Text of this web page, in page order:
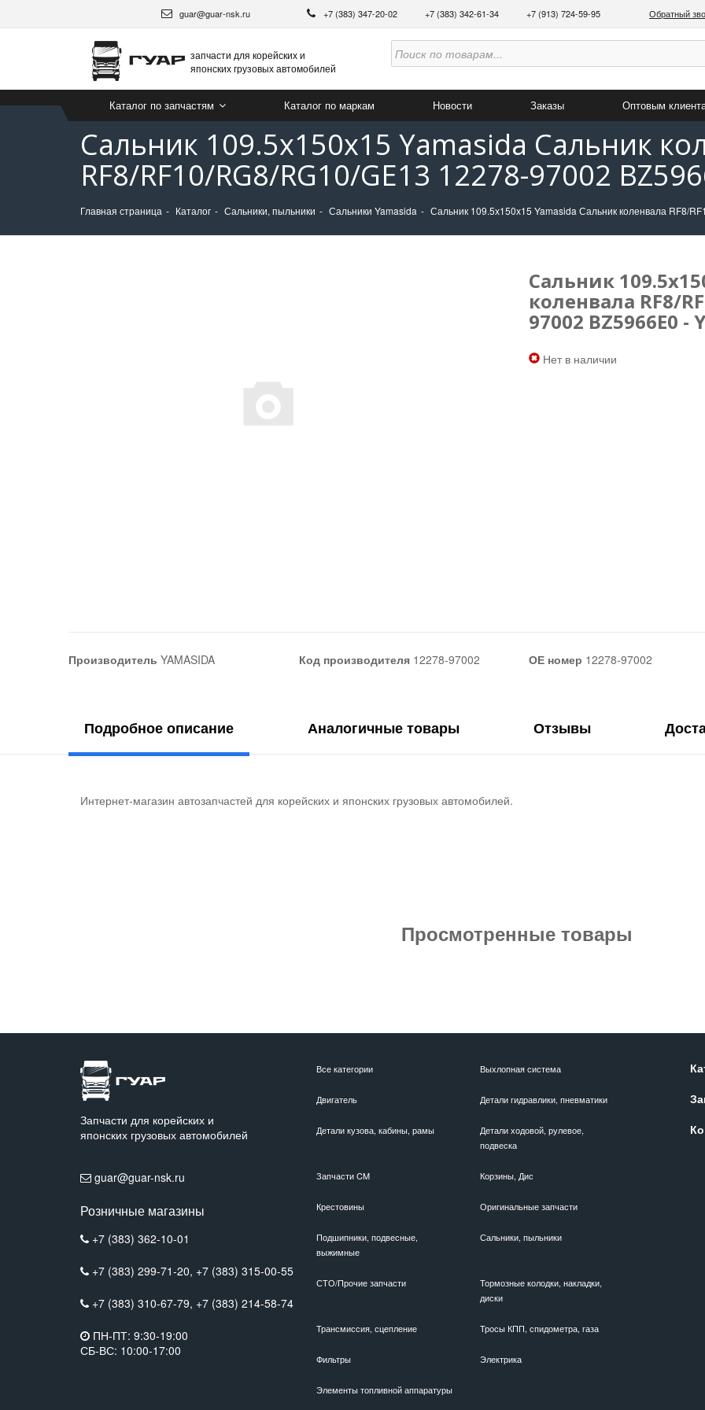
guar@guar-nsk.ru +7 (383) 347-20-02 +7 (383) 342-61-34 +7 (913) 724-59-95 Обратный
запчасти для корейских и
японских грузовых автомобилей
Каталог по запчастям Каталог по маркам Новости Заказы Оптовым
Сальник 109.5х150х15 Yamasida Сальник
RF8/RF10/RG8/RG10/GE13 12278-97002
Главная страница Каталог Сальники, пыльники Сальники Yamasida Сальник 109.5х150х15 Yamasida Сальник коленвала RF8/
Сальник
коленвала RF8/
97002 BZ5966E0 -
Нет в наличии
Производитель YAMASIDA Код производителя12278-97002 ОЕ номер 12278-97002
Подробное описание Аналогичные товары Отзывы
Интернет-магазин автозапчастей для корейских и японских грузовых автомобилей.
Просмотренные товары
Запчасти для корейских и
японских грузовых автомобилей
guar@guar-nsk.ru
Розничные магазины
+7 (383) 362-10-01
+7 (383) 299-71-20, +7 (383) 315-00-55
+7 (383) 310-67-79, +7 (383) 214-58-74
ПН-ПТ: 9:30-19:00
СБ-ВС: 10:00-17:00
Все категории Выхлопная система
Двигатель Детали гидравлики, пневматики
Детали кузова, кабины, рамы
Детали ходовой, рулевое,
подвеска
Запчасти CM Корзины, Дис
Крестовины Оригинальные запчасти
Подшипники, подвесные,
выжимные
Сальники, пыльники
СТО/Прочие запчасти
Тормозные колодки, накладки,
диски
Трансмиссия, сцепление Тросы КПП, спидометра, газа
Фильтры Электрика
Элементы топливной аппаратуры